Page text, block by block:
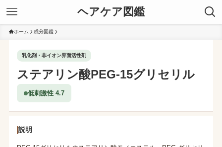
ヘアケア図鑑
ホーム 成分図鑑
乳化剤・非イオン界面活性剤
ステアリン酸PEG-15グリセリル
低刺激性 4.7
説明